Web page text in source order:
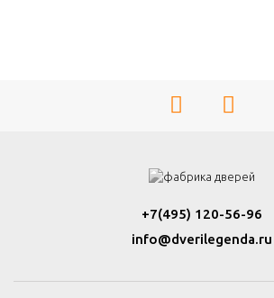
+7(495) 120-56-96
info@dverilegenda.ru